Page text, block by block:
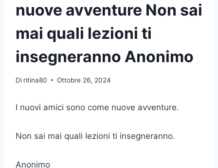
nuove avventure Non sai
mai quali lezioni ti
insegneranno Anonimo
Di ritina80 Ottobre 26, 2024
I nuovi amici sono come nuove avventure.
Non sai mai quali lezioni ti insegneranno.
Anonimo